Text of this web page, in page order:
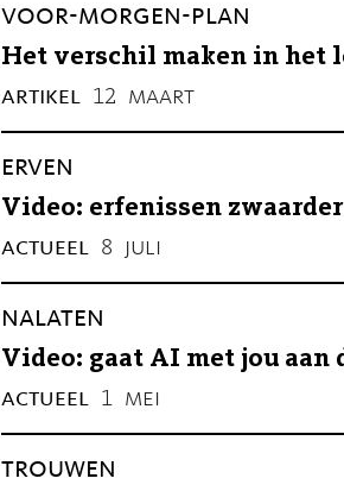
voor-morgen-plan
Het verschil maken in het
artikel 12 maart
erven
Video: erfenissen
actueel 8 juli
nalaten
Video: gaat AI met jou aan
actueel 1 mei
trouwen